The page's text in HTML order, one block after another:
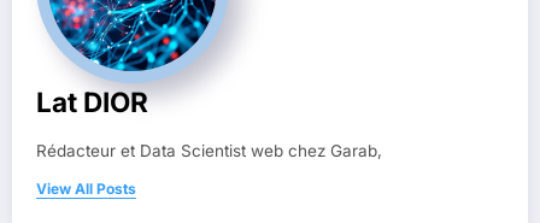
Lat DIOR
Rédacteur et Data Scientist web chez Garab,
View All Posts